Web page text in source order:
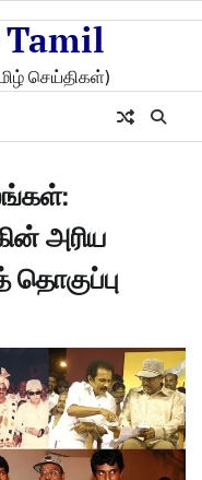
Tamil
செய்திகள்)
அரிய